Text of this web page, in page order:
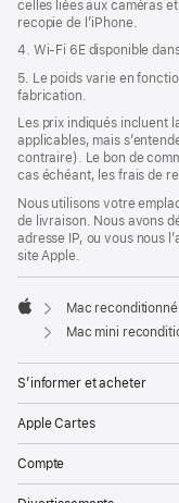
celles liées aux caméras
recopie de l’iPhone.
4. Wi-Fi 6E disponible
5. Le poids varie en
fabrication.
Les prix indiqués incluent
applicables, mais
contraire). Le bon de
cas échéant, les frais de
Nous utilisons votre
de livraison. Nous avons
adresse IP, ou vous nous
site Apple.
Apple
Mac reconditionné
Mac mini reconditionné
S’informer et acheter
Apple Cartes
Compte